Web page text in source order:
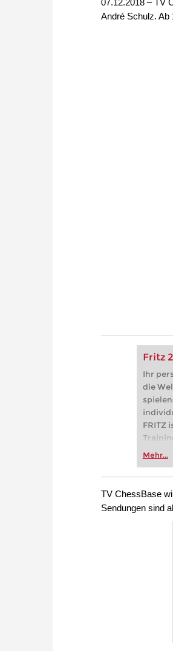
André Schulz. Ab
Fritz
Ihr
die
FRITZ
zuvor.
Mehr...
TV ChessBase
Sendungen sind